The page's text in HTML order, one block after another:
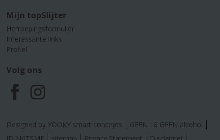
Mijn topSlijter
Herroepingsformulier
Interessante links
Profiel
Volg ons
F
a
I
n
Designed by YOOKY smart concepts
GEEN 18 GEEN alcohol
IDIN/ITSME
sitemap Privacy Statement Disclaimer